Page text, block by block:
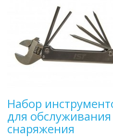
Набор
для
снаряжения